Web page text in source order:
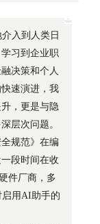
入到人类日
习到企业职
决策和个人
速演进，我
，更是与隐
层次问题。
规范》在编
段时间在收
件厂商，多
用AI助手的